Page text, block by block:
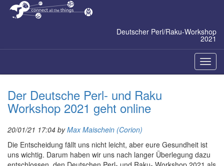
Zum
Inhalt
Deutscher Perl/Raku-Workshop
2021
ein-/
Der Deutsche Perl- und Raku
Workshop 2021 geht online
20/01/21 17:04 byMax Maischein (‎Corion‎)
Die Entscheidung fällt uns nicht leicht, aber eure Gesundheit ist
uns wichtig. Darum haben wir uns nach langer Überlegung dazu